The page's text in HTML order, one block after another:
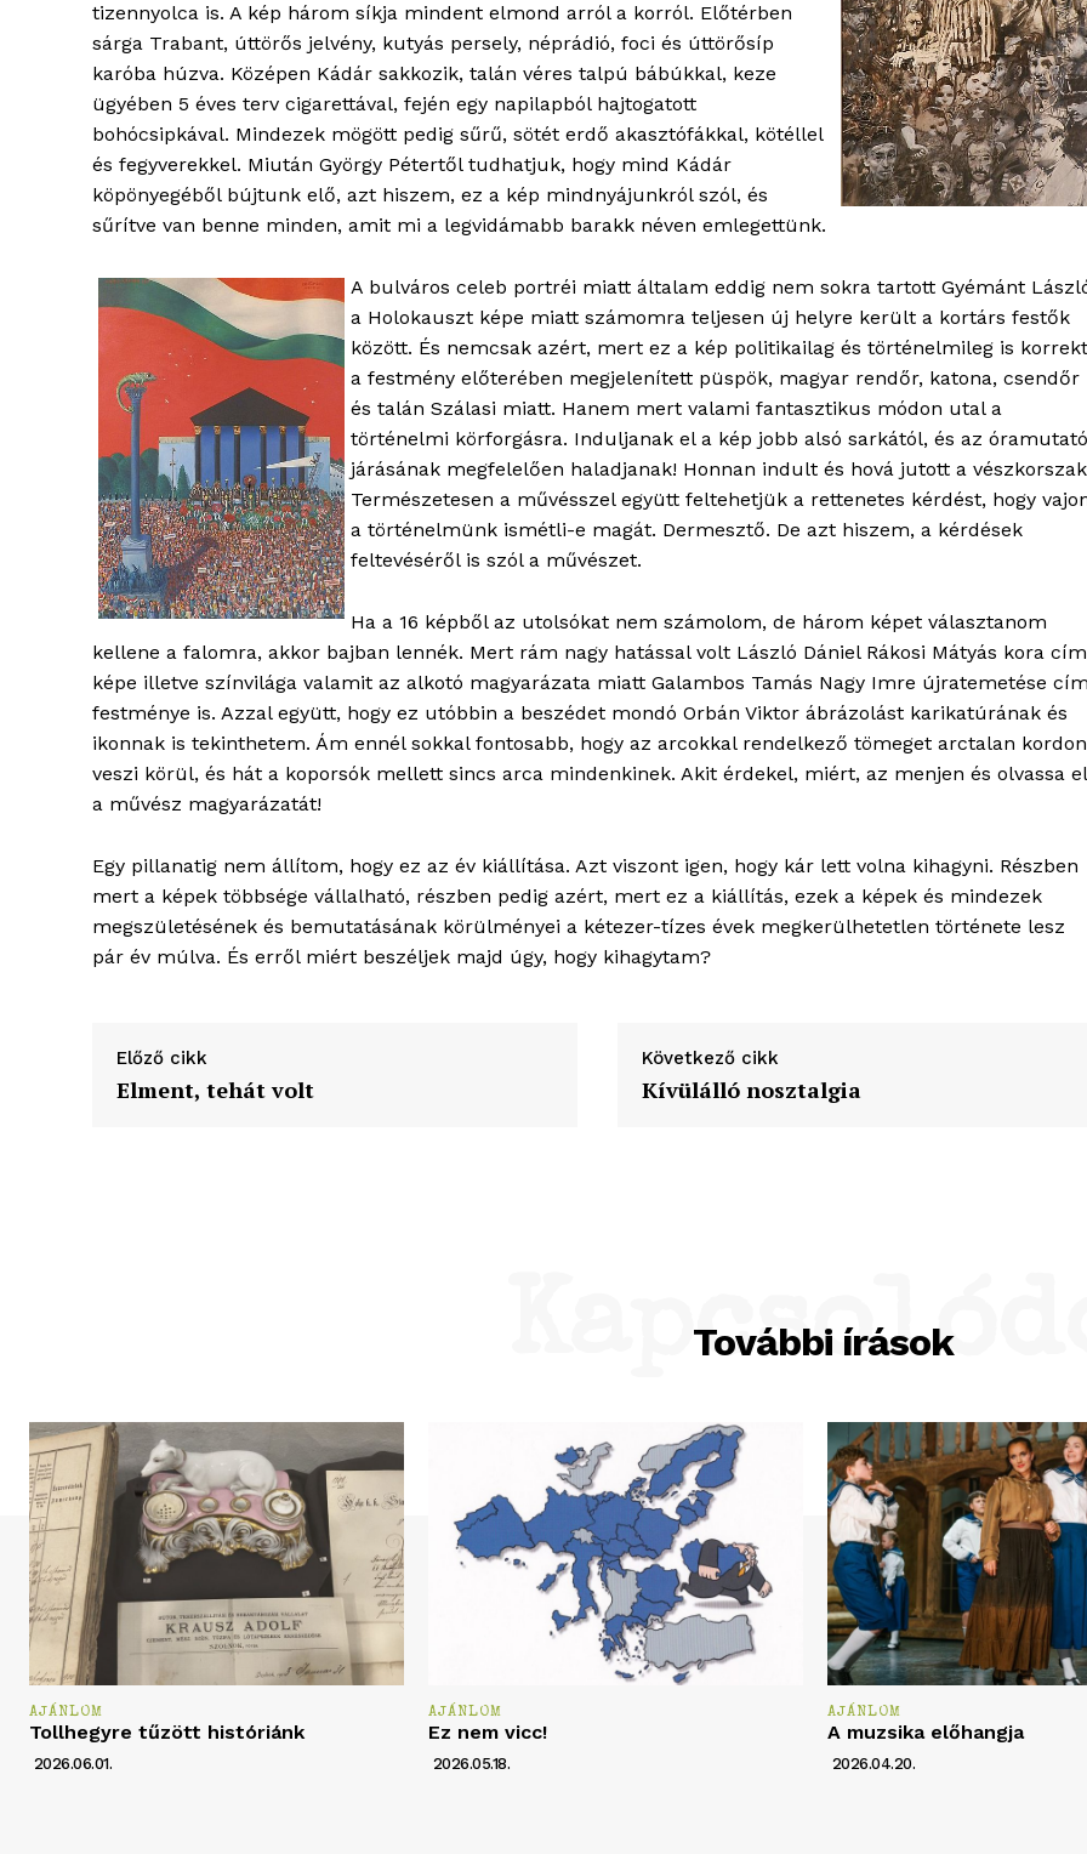
ELŐFIZETÉS
Kapcsolat
Adatkezelési tájékoztató
Hirdetés
tizennyolca is. A kép három síkja mindent elmond arról a korról. Előtérben
sárga Trabant, úttörős jelvény, kutyás persely, néprádió, foci és úttörősíp
karóba húzva. Középen Kádár sakkozik, talán véres talpú bábúkkal, keze
ügyében 5 éves terv cigarettával, fején egy napilapból hajtogatott
bohócsipkával. Mindezek mögött pedig sűrű, sötét erdő akasztófákkal, kötéllel
és fegyverekkel. Miután György Pétertől tudhatjuk, hogy mind Kádár
köpönyegéből bújtunk elő, azt hiszem, ez a kép mindnyájunkról szól, és
sűrítve van benne minden, amit mi a legvidámabb barakk néven emlegettünk.
A bulváros celeb portréi miatt általam eddig nem sokra tartott Gyémánt
a Holokauszt képe miatt számomra teljesen új helyre került a kortárs festők
között. És nemcsak azért, mert ez a kép politikailag és történelmileg is korrekt
a festmény előterében megjelenített püspök, magyar rendőr, katona, csendőr
és talán Szálasi miatt. Hanem mert valami fantasztikus módon utal a
történelmi körforgásra. Induljanak el a kép jobb alsó sarkától, és az óramutató
járásának megfelelően haladjanak! Honnan indult és hová jutott a
Természetesen a művésszel együtt feltehetjük a rettenetes kérdést, hogy
a történelmünk ismétli-e magát. Dermesztő. De azt hiszem, a kérdések
feltevéséről is szól a művészet.
Ha a 16 képből az utolsókat nem számolom, de három képet választanom
kellene a falomra, akkor bajban lennék. Mert rám nagy hatással volt László Dániel Rákosi Mátyás kora
képe illetve színvilága valamit az alkotó magyarázata miatt Galambos Tamás Nagy Imre újratemetése
festménye is. Azzal együtt, hogy ez utóbbin a beszédet mondó Orbán Viktor ábrázolást karikatúrának és
ikonnak is tekinthetem. Ám ennél sokkal fontosabb, hogy az arcokkal rendelkező tömeget arctalan kordon
veszi körül, és hát a koporsók mellett sincs arca mindenkinek. Akit érdekel, miért, az menjen és olvassa el
a művész magyarázatát!
Egy pillanatig nem állítom, hogy ez az év kiállítása. Azt viszont igen, hogy kár lett volna kihagyni. Részben
mert a képek többsége vállalható, részben pedig azért, mert ez a kiállítás, ezek a képek és mindezek
megszületésének és bemutatásának körülményei a kétezer-tízes évek megkerülhetetlen története lesz
pár év múlva. És erről miért beszéljek majd úgy, hogy kihagytam?
Előző cikk
Elment, tehát volt
Következő cikk
Kívülálló nosztalgia
További írások
Kapcsolódó
AJÁNLOM
Tollhegyre tűzött históriánk
2026.06.01.
AJÁNLOM
Ez nem vicc!
2026.05.18.
AJÁNLOM
A muzsika előhangja
2026.04.20.